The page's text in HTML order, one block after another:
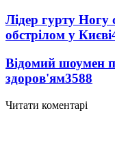
Лідер гурту Ногу
обстрілом у Києві
Відомий шоумен
здоров'ям3588
Читати коментарі